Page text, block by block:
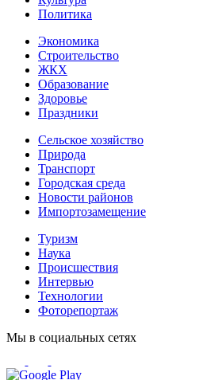
Политика
Экономика
Строительство
ЖКХ
Образование
Здоровье
Праздники
Сельское хозяйство
Природа
Транспорт
Городская среда
Новости районов
Импортозамещение
Туризм
Наука
Происшествия
Интервью
Технологии
Фоторепортаж
Мы в социальных сетях